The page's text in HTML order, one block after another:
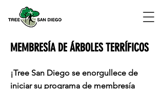
MEMBRESÍA DE ÁRBOLES TERRÍFICOS
¡Tree San Diego se enorgullece de
iniciar su programa de membresía